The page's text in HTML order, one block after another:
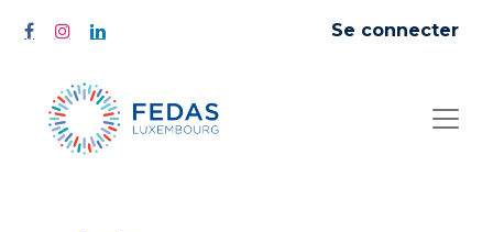
Se connecter